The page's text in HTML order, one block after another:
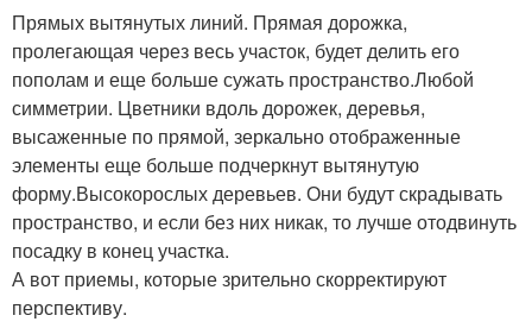
Прямых вытянутых линий. Прямая дорожка,
пролегающая через весь участок, будет делить его
пополам и еще больше сужать пространство.Любой
симметрии. Цветники вдоль дорожек, деревья,
высаженные по прямой, зеркально отображенные
элементы еще больше подчеркнут вытянутую
форму.Высокорослых деревьев. Они будут скрадывать
пространство, и если без них никак, то лучше отодвинуть
посадку в конец участка.
А вот приемы, которые зрительно скорректируют
перспективу.